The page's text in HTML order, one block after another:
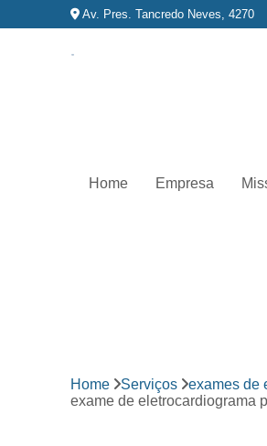
Av. Pres. Tancredo Neves, 4270
Home Empresa
Home Serviços exames de
exame de eletrocardiograma